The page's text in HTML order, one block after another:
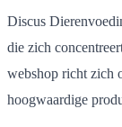
Discus
die zich
webshop richt zich
hoogwaardige